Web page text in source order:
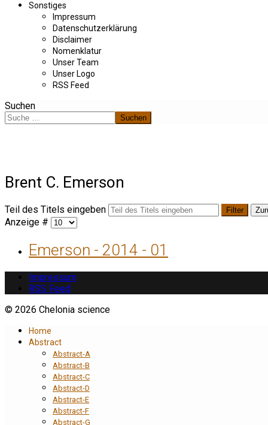
Sonstiges
Impressum
Datenschutzerklärung
Disclaimer
Nomenklatur
Unser Team
Unser Logo
RSS Feed
Suchen
Suchen
Brent C. Emerson
Teil des Titels eingeben Filter
Anzeige #
Emerson - 2014 - 01
Impressum
RSS Feed
© 2026 Chelonia science
Home
Abstract
Abstract-A
Abstract-B
Abstract-C
Abstract-D
Abstract-E
Abstract-F
Abstract-G